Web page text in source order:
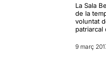
La Sala
de la
voluntat
9 març